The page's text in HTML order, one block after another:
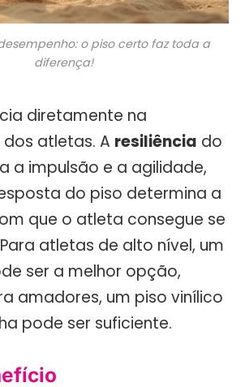
o piso certo faz toda a
diferença!
diretamente na
atletas. A resiliência do
a impulsão e a agilidade,
do piso determina a
que o atleta consegue se
atletas de alto nível, um
ser a melhor opção,
amadores, um piso vinílico
pode ser suficiente.